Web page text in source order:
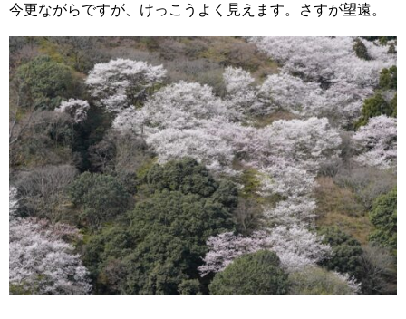
今更ながらですが、けっこうよく見えます。さすが望遠。